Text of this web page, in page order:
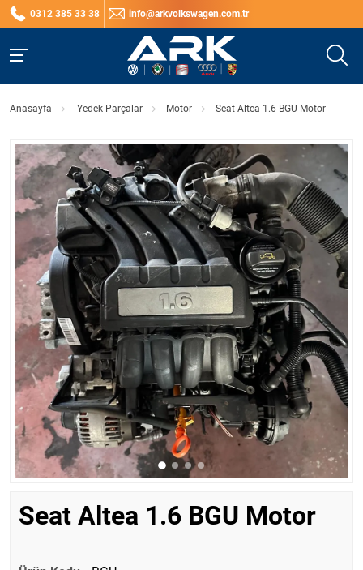
0312 385 33 38 info@arkvolkswagen.com.tr
Anasayfa Yedek Parçalar Motor Seat Altea 1.6 BGU Motor
Seat Altea 1.6 BGU Motor